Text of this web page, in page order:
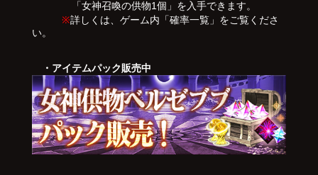
「女神召喚の供物1個」を入手できます。
※詳しくは、ゲーム内「確率一覧」をご覧くださ
い。
・アイテムパック販売中